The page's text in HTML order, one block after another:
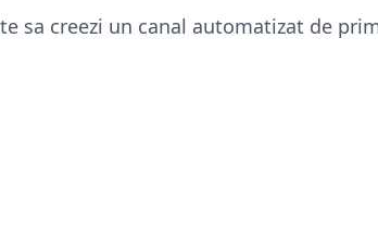
sa creezi un canal automatizat de